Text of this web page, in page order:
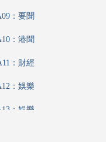
：要聞
：港聞
：財經
：娛樂
：娛樂